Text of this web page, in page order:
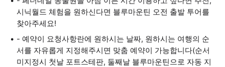
시닉월드 체험을 원하신다면 블루마운틴 오전 출발 투어를
찾아주세요!
- 예약이 요청사항란에 원하시는 날짜, 원하시는 여행의 순
서를 자유롭게 지정해주시면 맞춤 예약이 가능합니다(순서
미지정시 첫날 포트스테판, 둘째날 블루마운틴으로 자동 지